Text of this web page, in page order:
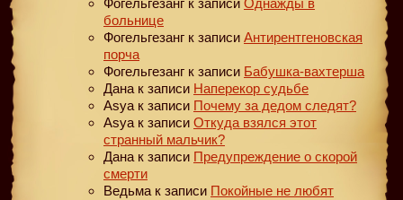
больнице
Фогельгезанг к записи Антирентгеновская
порча
Фогельгезанг к записи Бабушка-вахтерша
Дана к записи Наперекор судьбе
Asya к записи Почему за дедом следят?
Asya к записи Откуда взялся этот
странный мальчик?
Дана к записи Предупреждение о скорой
смерти
Ведьма к записи Покойные не любят